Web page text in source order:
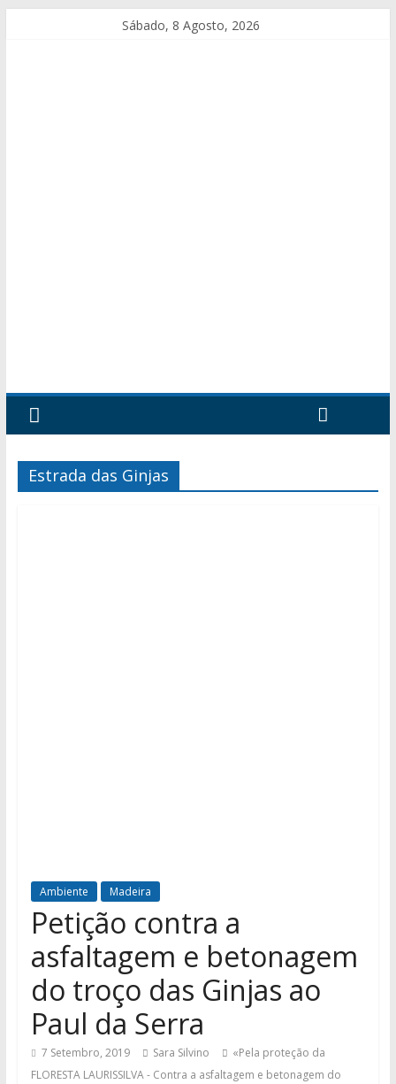
Sábado, 8 Agosto, 2026
Estrada das Ginjas
Ambiente Madeira
Petição contra a
asfaltagem e betonagem
do troço das Ginjas ao
Paul da Serra
7 Setembro, 2019 Sara Silvino
«Pela proteção da
FLORESTA LAURISSILVA - Contra a asfaltagem e betonagem do